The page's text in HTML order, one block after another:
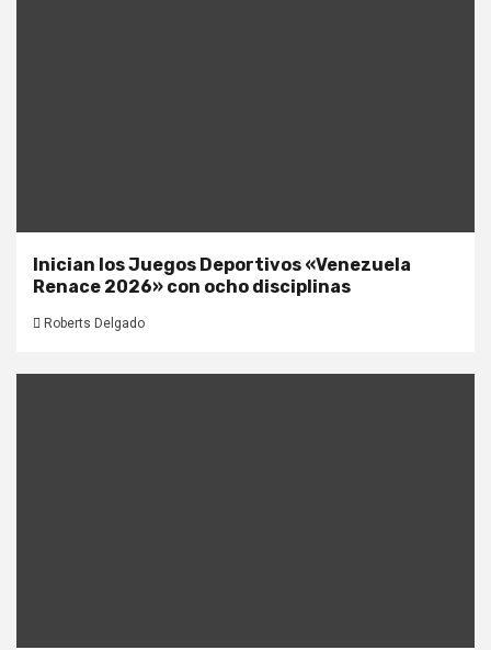
Inician los Juegos Deportivos «Venezuela
Renace 2026» con ocho disciplinas
Roberts Delgado